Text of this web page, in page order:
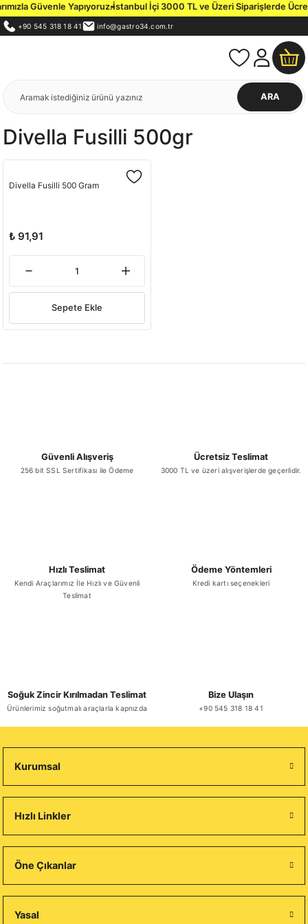
Güvenle Yapıyoruz.İstanbul İçi 3000 TL ve Üzeri Siparişlerde
+90 545 318 18 41 info@gastro34.com.tr
ARA
Divella Fusilli 500gr
Divella Fusilli 500 Gram
₺ 91,91
Sepete Ekle
Güvenli Alışveriş
256 bit SSL Sertifikası ile Ödeme
Ücretsiz Teslimat
3000 TL ve üzeri alışverişlerde geçerlidir.
Hızlı Teslimat
Kendi Araçlarımız İle Hızlı ve Güvenli
Teslimat
Ödeme Yöntemleri
Kredi kartı seçenekleri
Soğuk Zincir Kırılmadan Teslimat
Ürünlerimiz soğutmalı araçlarla kapnızda
Bize Ulaşın
+90 545 318 18 41
Kurumsal
Hızlı Linkler
Öne Çıkanlar
Yasal